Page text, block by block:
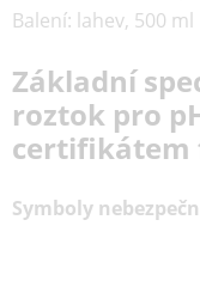
Balení: lahev, 500 ml
Základní
roztok pro
certifikátem
Symboly